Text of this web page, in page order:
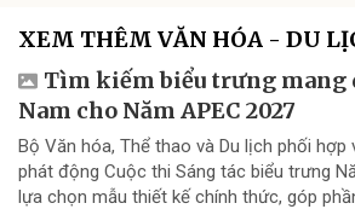
XEM THÊM VĂN HÓA - DU
Tìm kiếm biểu trưng mang
Nam cho Năm APEC 2027
Bộ Văn hóa, Thể thao và Du lịch phối hợp
phát động Cuộc thi Sáng tác biểu trưng
lựa chọn mẫu thiết kế chính thức, góp